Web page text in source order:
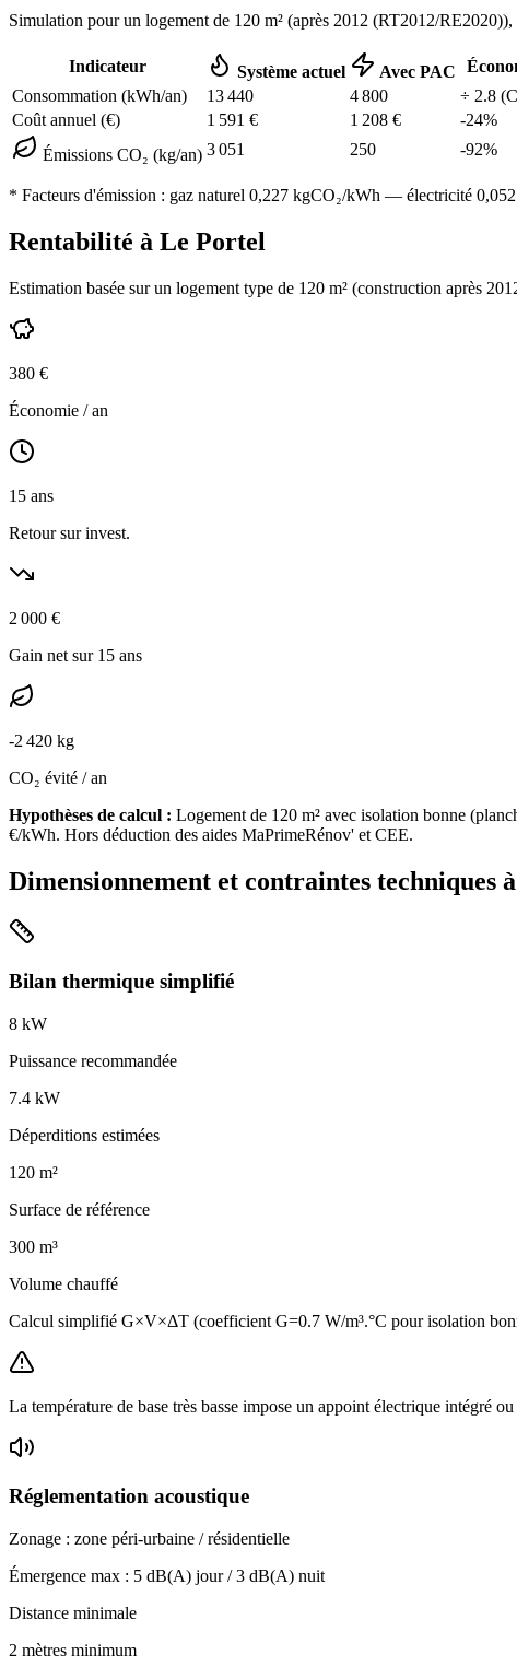
Simulation pour un logement de 120 m² (après 2012 (RT2012/RE2020)),
Indicateur Système actuel Avec PAC
Consommation (kWh/an)
13 440 4 800 ÷ 2.8
Coût annuel (€)
1 591 € 1 208 € -24%
Émissions CO₂ (kg/an) 3 051 250 -92%
* Facteurs d'émission : gaz naturel 0,227 kgCO₂/kWh — électricité
Rentabilité à Le Portel
Estimation basée sur un logement type de 120 m² (construction après
380 €
Économie / an
15 ans
Retour sur invest.
2 000 €
Gain net sur 15 ans
-2 420 kg
CO₂ évité / an
Hypothèses de calcul : Logement de 120 m² avec isolation bonne (
€/kWh. Hors déduction des aides MaPrimeRénov' et CEE.
Dimensionnement et contraintes techniques à
Bilan thermique simplifié
8 kW
Puissance recommandée
7.4 kW
Déperditions estimées
120 m²
Surface de référence
300 m³
Volume chauffé
Calcul simplifié G×V×ΔT (coefficient G=0.7 W/m³.°C pour isolation
La température de base très basse impose un appoint électrique intégré
Réglementation acoustique
Zonage : zone péri-urbaine / résidentielle
Émergence max : 5 dB(A) jour /3 dB(A) nuit
Distance minimale
2 mètres minimum